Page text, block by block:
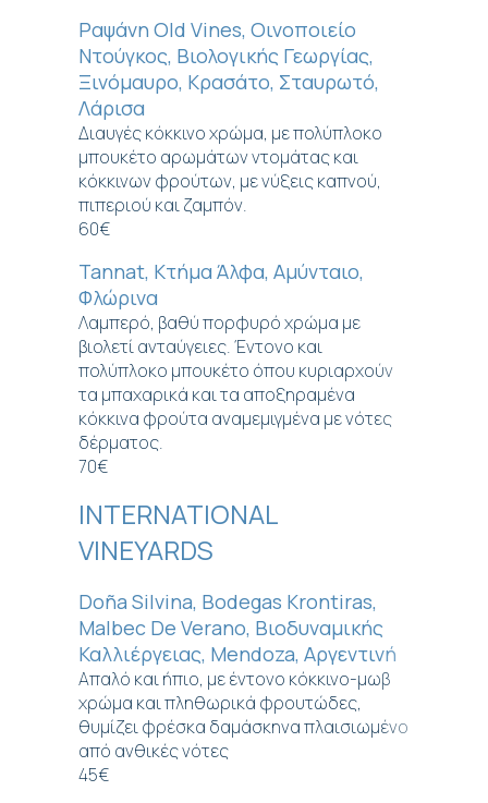
Ραψάνη Old Vines, Οινοποιείο
Ντούγκος, Βιολογικής Γεωργίας,
Ξινόμαυρο, Κρασάτο, Σταυρωτό,
Λάρισα
Διαυγές κόκκινο χρώμα, με πολύπλοκο
μπουκέτο αρωμάτων ντομάτας και
κόκκινων φρούτων, με νύξεις καπνού,
πιπεριού και ζαμπόν.
60€
Tannat, Κτήμα Άλφα, Αμύνταιο,
Φλώρινα
Λαμπερό, βαθύ πορφυρό χρώμα με
βιολετί ανταύγειες. Έντονο και
πολύπλοκο μπουκέτο όπου κυριαρχούν
τα μπαχαρικά και τα αποξηραμένα
κόκκινα φρούτα αναμεμιγμένα με νότες
δέρματος.
70€
INTERNATIONAL
VINEYARDS
Doña Silvina, Bodegas Krontiras,
Malbec De Verano, Βιοδυναμικής
Καλλιέργειας, Mendoza, Αργεντινή
Απαλό και ήπιο, με έντονο κόκκινο-μωβ
χρώμα και πληθωρικά φρουτώδες,
θυμίζει φρέσκα δαμάσκηνα πλαισιωμένο
από ανθικές νότες
45€